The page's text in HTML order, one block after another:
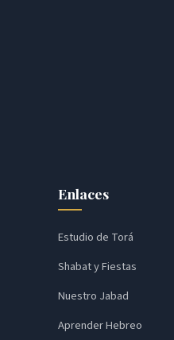
Enlaces
Estudio de Torá
Shabat y Fiestas
Nuestro Jabad
Aprender Hebreo